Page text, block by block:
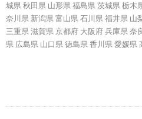
城県 秋田県 山形県 福島県 茨城県 栃木
奈川県 新潟県 富山県 石川県 福井県 山
三重県 滋賀県 京都府 大阪府 兵庫県 奈
県 広島県 山口県 徳島県 香川県 愛媛県